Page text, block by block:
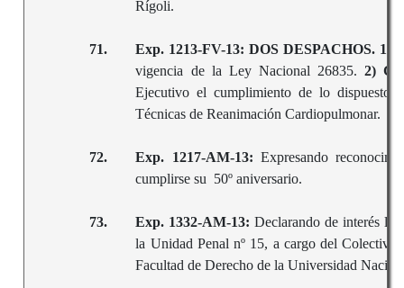
Rígoli.
71.
Exp. 1213-FV-13: DOS DESPACHOS.
vigencia de la Ley Nacional 26835. 2)
Ejecutivo el cumplimiento de lo dispuesto
Técnicas de Reanimación Cardiopulmonar.
72. Exp. 1217-AM-13:Expresando
cumplirse su 50º aniversario.
73. Exp. 1332-AM-13:Declarando de interés la
la Unidad Penal nº 15, a cargo del
Facultad de Derecho de la Universidad